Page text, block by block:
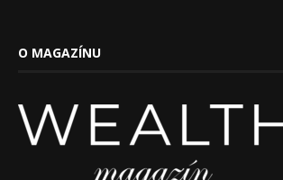
O MAGAZÍNU